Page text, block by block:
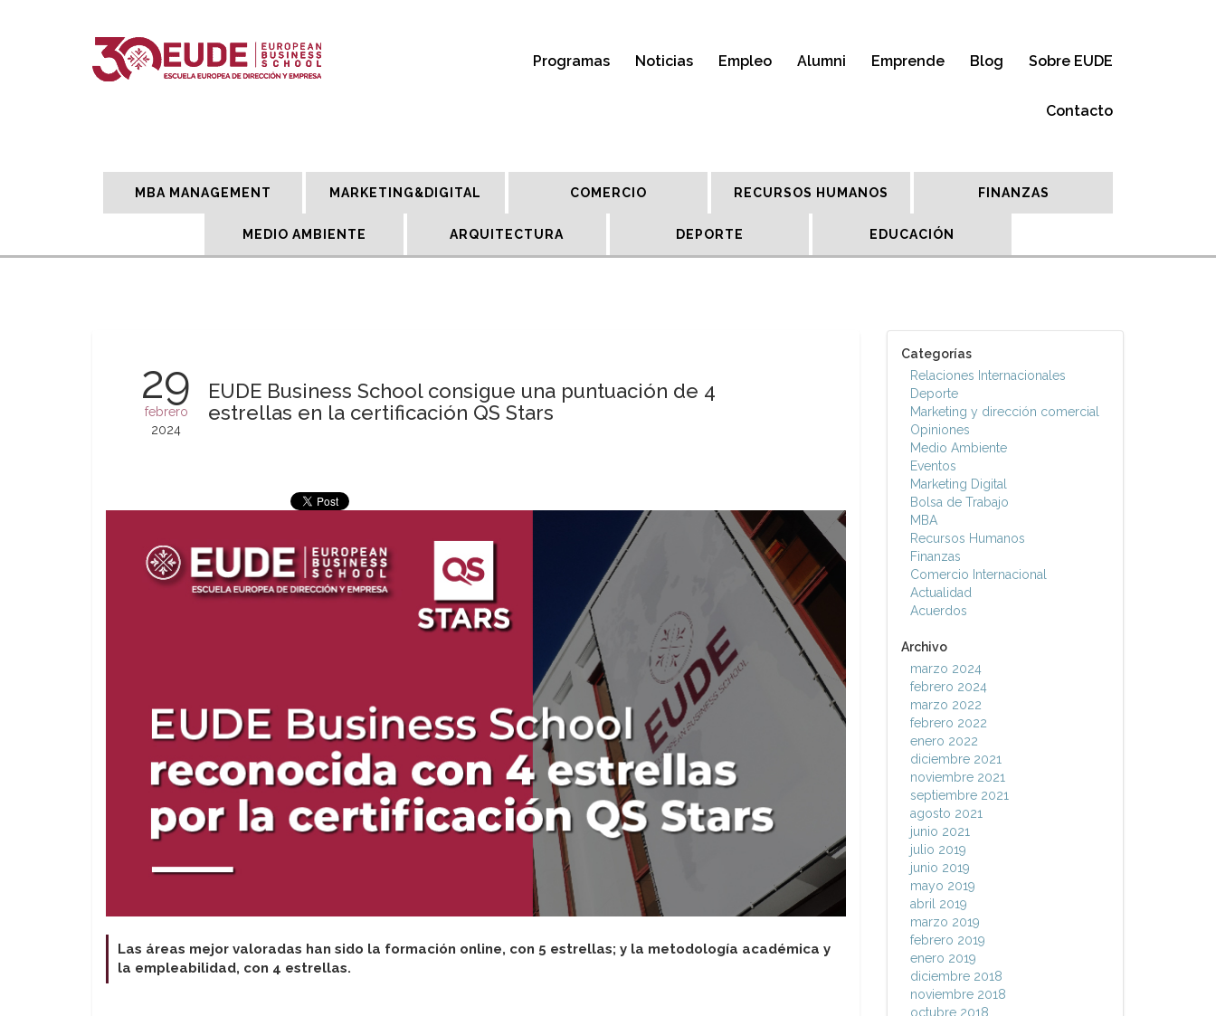
Programas Noticias Empleo Alumni Emprende Blog Sobre EUDE
Contacto
MBA MANAGEMENT MARKETING&DIGITAL COMERCIO RECURSOS HUMANOS FINANZAS
MEDIO AMBIENTE ARQUITECTURA DEPORTE EDUCACIÓN
29
febrero
2024
EUDE Business School consigue una puntuación de 4
estrellas en la certificación QS Stars
Las áreas mejor valoradas han sido la formación online, con 5 estrellas; y la metodología académica y
la empleabilidad, con 4 estrellas.
Categorías
Relaciones Internacionales
Deporte
Marketing y dirección comercial
Opiniones
Medio Ambiente
Eventos
Marketing Digital
Bolsa de Trabajo
MBA
Recursos Humanos
Finanzas
Comercio Internacional
Actualidad
Acuerdos
Archivo
marzo 2024
febrero 2024
marzo 2022
febrero 2022
enero 2022
diciembre 2021
noviembre 2021
septiembre 2021
agosto 2021
junio 2021
julio 2019
junio 2019
mayo 2019
abril 2019
marzo 2019
febrero 2019
enero 2019
diciembre 2018
noviembre 2018
octubre 2018